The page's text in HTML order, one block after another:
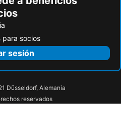
socios
sesión
Düsseldorf, Alemania
reservados